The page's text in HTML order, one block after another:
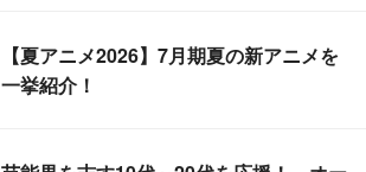
【夏アニメ2026】7月期夏の新アニメを
一挙紹介！